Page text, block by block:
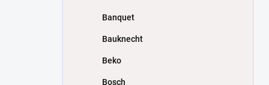
Banquet
Bauknecht
Beko
Bosch